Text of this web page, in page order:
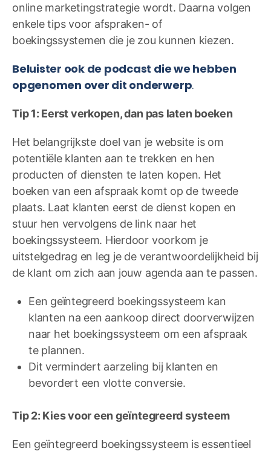
online marketingstrategie wordt. Daarna volgen
enkele tips voor afspraken- of
boekingssystemen die je zou kunnen kiezen.
Beluister ook de podcast die we hebben
opgenomen over dit onderwerp.
Tip 1: Eerst verkopen, dan pas laten boeken
Het belangrijkste doel van je website is om
potentiële klanten aan te trekken en hen
producten of diensten te laten kopen. Het
boeken van een afspraak komt op de tweede
plaats. Laat klanten eerst de dienst kopen en
stuur hen vervolgens de link naar het
boekingssysteem. Hierdoor voorkom je
uitstelgedrag en leg je de verantwoordelijkheid bij
de klant om zich aan jouw agenda aan te passen.
Een geïntegreerd boekingssysteem kan
klanten na een aankoop direct doorverwijzen
naar het boekingssysteem om een afspraak
te plannen.
Dit vermindert aarzeling bij klanten en
bevordert een vlotte conversie.
Tip 2: Kies voor een geïntegreerd systeem
Een geïntegreerd boekingssysteem is essentieel